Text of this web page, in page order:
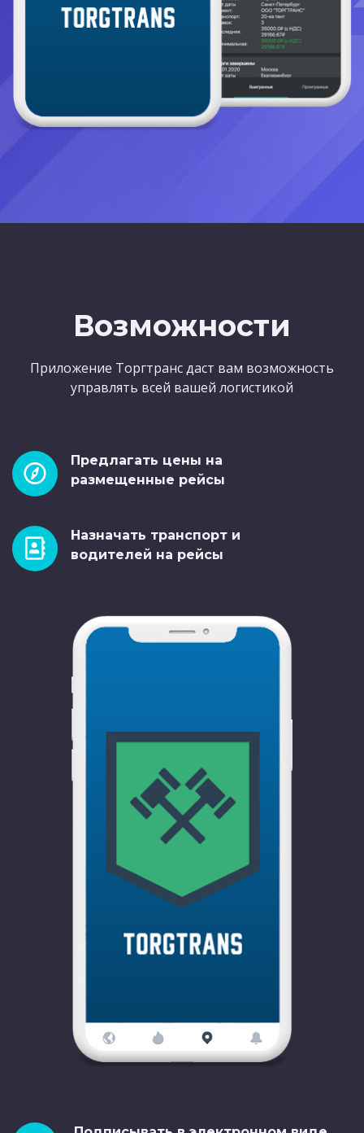
Возможности
Приложение Торгтранс даст вам возможность
управлять всей вашей логистикой
Предлагать цены на
размещенные рейсы
Назначать транспорт и
водителей на рейсы